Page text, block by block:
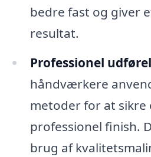
bedre fast og giver
resultat.
Professionel
håndværkere
metoder for at sikre
professionel finish.
brug af